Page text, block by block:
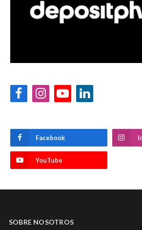
FacebookInstagramYouTubeLinkedIn
Facebook
YouTube
SOBRE NOSOTROS